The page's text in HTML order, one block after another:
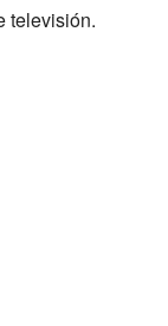
televisión.